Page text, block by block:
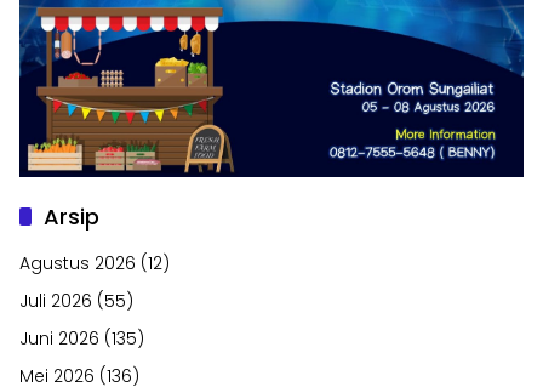
Arsip
Agustus 2026 (12)
Juli 2026 (55)
Juni 2026 (135)
Mei 2026 (136)